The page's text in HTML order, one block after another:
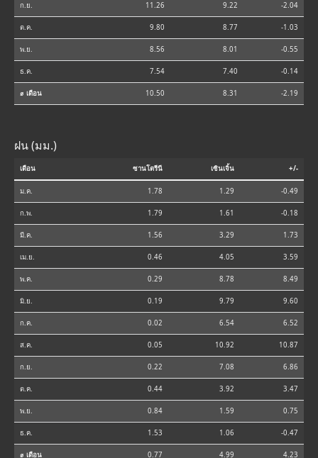
ก.ย. 11.26 9.22 -2.04
ต.ค. 9.80 8.77 -1.03
พ.ย. 8.56 8.01 -0.55
ธ.ค. 7.54 7.40 -0.14
⌀ เดือน 10.50 8.31 -2.19
ฝน (มม.)
เดือน ซานโตรีนี เซินเจิ้น +/-
ม.ค. 1.78 1.29 -0.49
ก.พ. 1.79 1.61 -0.18
มี.ค. 1.56 3.29 1.73
เม.ย. 0.46 4.05 3.59
พ.ค. 0.29 8.78 8.49
มิ.ย. 0.19 9.79 9.60
ก.ค. 0.02 6.54 6.52
ส.ค. 0.05 10.92 10.87
ก.ย. 0.22 7.08 6.86
ต.ค. 0.44 3.92 3.47
พ.ย. 0.84 1.59 0.75
ธ.ค. 1.53 1.06 -0.47
⌀ เดือน 0.77 4.99 4.23